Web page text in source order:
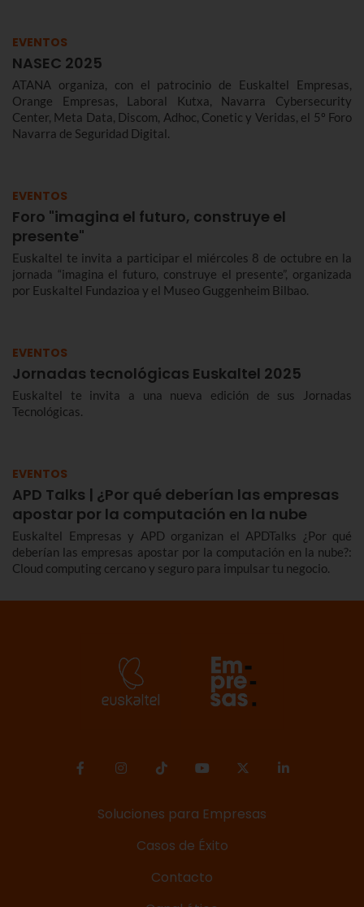
EVENTOS
NASEC 2025
ATANA organiza, con el patrocinio de Euskaltel Empresas,
Orange Empresas, Laboral Kutxa, Navarra Cybersecurity
Center, Meta Data, Discom, Adhoc, Conetic y Veridas, el 5º Foro
Navarra de Seguridad Digital.
EVENTOS
Foro "imagina el futuro, construye el
presente"
Euskaltel te invita a participar el miércoles 8 de octubre en la
jornada “imagina el futuro, construye el presente”, organizada
por Euskaltel Fundazioa y el Museo Guggenheim Bilbao.
EVENTOS
Jornadas tecnológicas Euskaltel 2025
Euskaltel te invita a una nueva edición de sus Jornadas
Tecnológicas.
EVENTOS
APD Talks | ¿Por qué deberían las empresas
apostar por la computación en la nube
Euskaltel Empresas y APD organizan el APDTalks ¿Por qué
deberían las empresas apostar por la computación en la nube?:
Cloud computing cercano y seguro para impulsar tu negocio.
Soluciones para Empresas
Casos de Éxito
Contacto